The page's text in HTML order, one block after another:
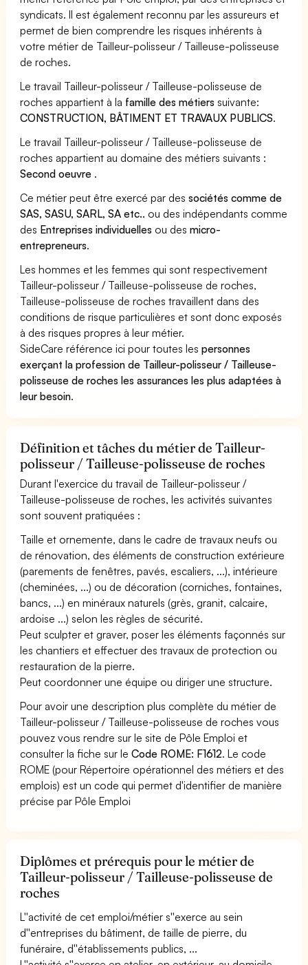
syndicats. Il est également reconnu par les assureurs et
permet de bien comprendre les risques inhérents à
votre métier de Tailleur-polisseur / Tailleuse-polisseuse
de roches.
Le travail Tailleur-polisseur / Tailleuse-polisseuse de
roches appartient à la famille des métiers suivante:
CONSTRUCTION, BÂTIMENT ET TRAVAUX PUBLICS.
Le travail Tailleur-polisseur / Tailleuse-polisseuse de
roches appartient au domaine des métiers suivants :
Second oeuvre .
Ce métier peut être exercé par dessociétés comme de
SAS, SASU, SARL, SA etc.. ou des indépendants comme
des Entreprises individuelles ou desmicro-
entrepreneurs.
Les hommes et les femmes qui sont respectivement
Tailleur-polisseur / Tailleuse-polisseuse de roches,
Tailleuse-polisseuse de roches travaillent dans des
conditions de risque particulières et sont donc exposés
à des risques propres à leur métier.
SideCare référence ici pour toutes lespersonnes
exerçant la profession de Tailleur-polisseur / Tailleuse-
polisseuse de roches les assurances les plus adaptées à
leur besoin.
Définition et tâches du métier de Tailleur-
polisseur / Tailleuse-polisseuse de roches
Durant l'exercice du travail de Tailleur-polisseur /
Tailleuse-polisseuse de roches, les activités suivantes
sont souvent pratiquées :
Taille et ornemente, dans le cadre de travaux neufs ou
de rénovation, des éléments de construction extérieure
(parements de fenêtres, pavés, escaliers, ...), intérieure
(cheminées, ...) ou de décoration (corniches, fontaines,
bancs, ...) en minéraux naturels (grès, granit, calcaire,
ardoise ...) selon les règles de sécurité.
Peut sculpter et graver, poser les éléments façonnés sur
les chantiers et effectuer des travaux de protection ou
restauration de la pierre.
Peut coordonner une équipe ou diriger une structure.
Pour avoir une description plus complète du métier de
Tailleur-polisseur / Tailleuse-polisseuse de roches vous
pouvez vous rendre sur le site de Pôle Emploi et
consulter la fiche sur leCode ROME: F1612. Le code
ROME (pour Répertoire opérationnel des métiers et des
emplois) est un code qui permet d'identifier de manière
précise par Pôle Emploi
Diplômes et prérequis pour le métier de
Tailleur-polisseur / Tailleuse-polisseuse de
roches
L''activité de cet emploi/métier s''exerce au sein
d''entreprises du bâtiment, de taille de pierre, du
funéraire, d''établissements publics, ...